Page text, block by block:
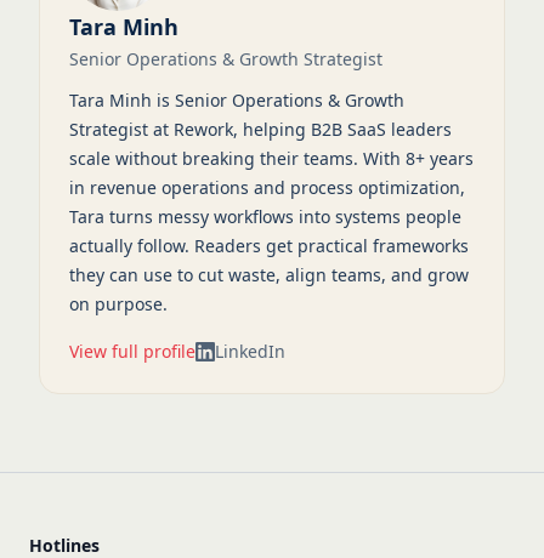
Tara Minh
Senior Operations & Growth Strategist
Tara Minh is Senior Operations & Growth
Strategist at Rework, helping B2B SaaS leaders
scale without breaking their teams. With 8+ years
in revenue operations and process optimization,
Tara turns messy workflows into systems people
actually follow. Readers get practical frameworks
they can use to cut waste, align teams, and grow
on purpose.
View full profile LinkedIn
Hotlines